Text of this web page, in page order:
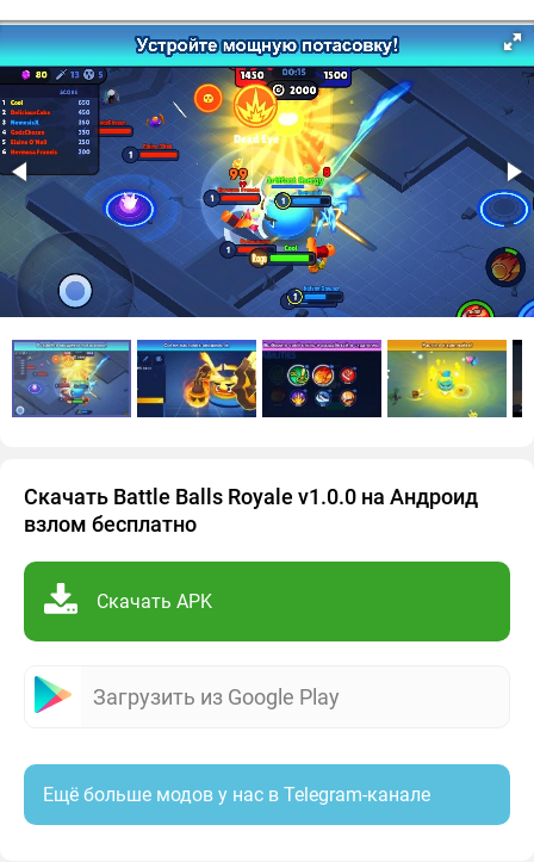
Скачать Battle Balls Royale v1.0.0 на Андроид
взлом бесплатно
Скачать APK
Загрузить из Google Play
Ещё больше модов у нас в Telegram-канале